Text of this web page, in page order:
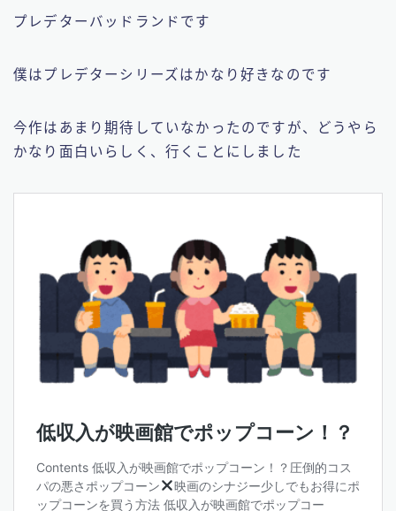
プレデターバッドランドです
僕はプレデターシリーズはかなり好きなのです
今作はあまり期待していなかったのですが、どうやら
かなり面白いらしく、行くことにしました